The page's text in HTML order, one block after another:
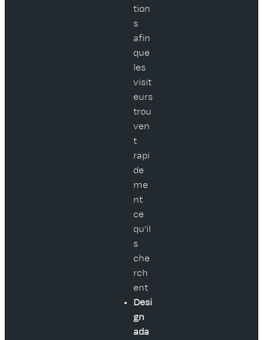
tion
s
afin
que
les
visit
eurs
trou
ven
t
rapi
de
me
nt
ce
qu’il
s
che
rch
ent
Desi
gn
ada